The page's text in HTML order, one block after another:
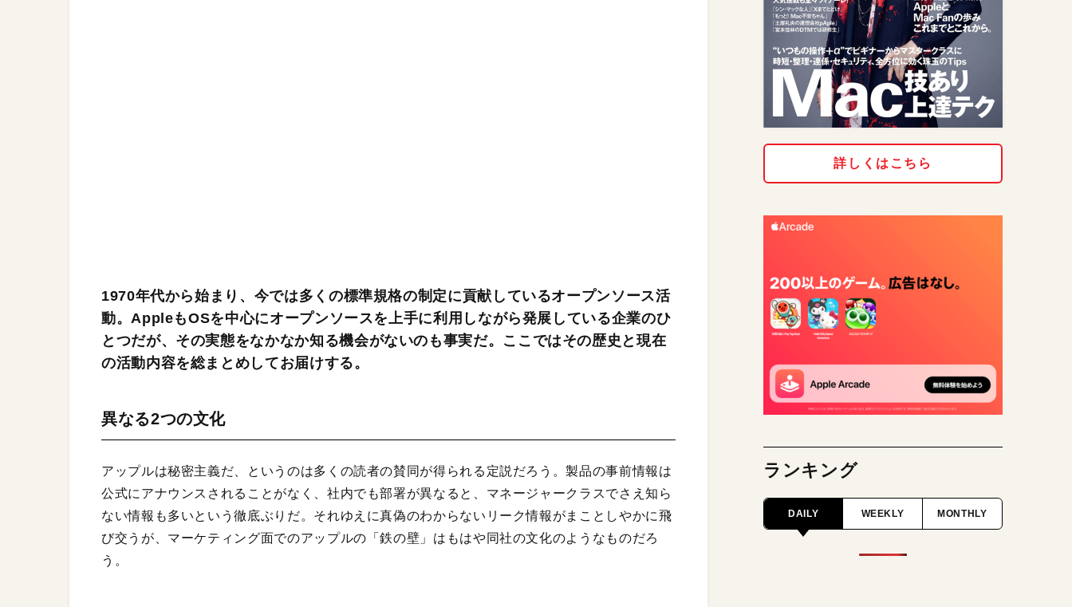
1970年代から始まり、今では多くの標準規格の制定に貢献しているオープンソース活
動。AppleもOSを中心にオープンソースを上手に利用しながら発展している企業のひ
とつだが、その実態をなかなか知る機会がないのも事実だ。ここではその歴史と現在
の活動内容を総まとめしてお届けする。
異なる2つの文化
アップルは秘密主義だ、というのは多くの読者の賛同が得られる定説だろう。製品の事前情報は
公式にアナウンスされることがなく、社内でも部署が異なると、マネージャークラスでさえ知ら
ない情報も多いという徹底ぶりだ。それゆえに真偽のわからないリーク情報がまことしやかに飛
び交うが、マーケティング面でのアップルの「鉄の壁」はもはや同社の文化のようなものだろ
う。
詳しくはこちら
ランキング
DAILY WEEKLY MONTHLY